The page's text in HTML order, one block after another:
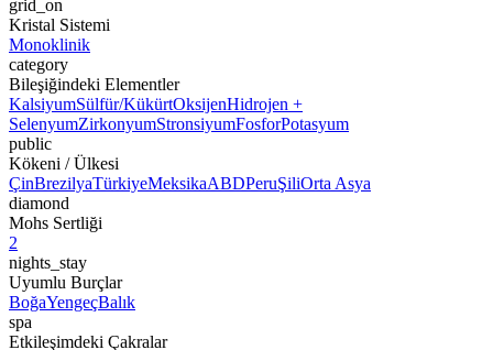
grid_on
Kristal Sistemi
Monoklinik
category
Bileşiğindeki Elementler
KalsiyumSülfür/KükürtOksijenHidrojen +
SelenyumZirkonyumStronsiyumFosforPotasyum
public
Kökeni / Ülkesi
ÇinBrezilyaTürkiyeMeksikaABDPeruŞiliOrta Asya
diamond
Mohs Sertliği
2
nights_stay
Uyumlu Burçlar
BoğaYengeçBalık
spa
Etkileşimdeki Çakralar